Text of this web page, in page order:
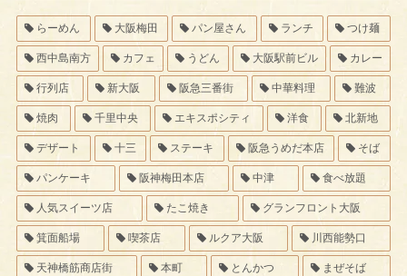
らーめん 大阪梅田 パン屋さん ランチ つけ麺
西中島南方 カフェ うどん 大阪駅前ビル カレー
行列店 新大阪 阪急三番街 中華料理 難波
焼肉 千里中央 エキスポシティ 洋食 北新地
デザート 十三 ステーキ 阪急うめだ本店 そば
パンケーキ 阪神梅田本店 中津 食べ放題
人気スイーツ店 たこ焼き グランフロント大阪
箕面船場 喫茶店 ルクア大阪 川西能勢口
天神橋筋商店街 本町 とんかつ まぜそば